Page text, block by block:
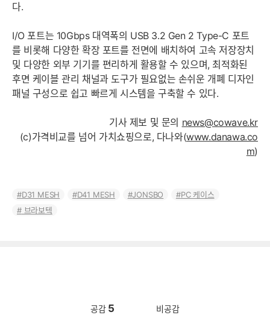
다.
I/O 포트는 10Gbps 대역폭의 USB 3.2 Gen 2 Type-C 포트
를 비롯해 다양한 확장 포트를 전면에 배치하여 고속 저장장치
및 다양한 외부 기기를 편리하게 활용할 수 있으며, 최적화된
후면 케이블 관리 채널과 도구가 필요없는 손쉬운 개폐 디자인
패널 구성으로 쉽고 빠르게 시스템을 구축할 수 있다.
기사 제보 및 문의 news@cowave.kr
(c)가격비교를 넘어 가치쇼핑으로, 다나와(www.danawa.co
m)
D31 MESH D41 MESH JONSBO
PC 케이스
브라보텍
공감 5 비공감